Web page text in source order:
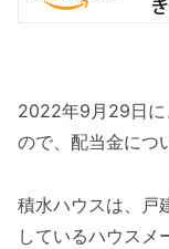
2022年9月29日に
ので、配当金につ
積水ハウスは、戸
しているハウスメ